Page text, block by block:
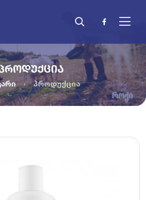
პროდუქცია